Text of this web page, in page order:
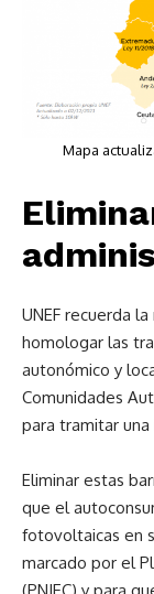
Mapa
UNEF recuerda
homologar las
autonómico y
Comunidades
para tramitar
Eliminar estas
que el
fotovoltaicas en
marcado por el